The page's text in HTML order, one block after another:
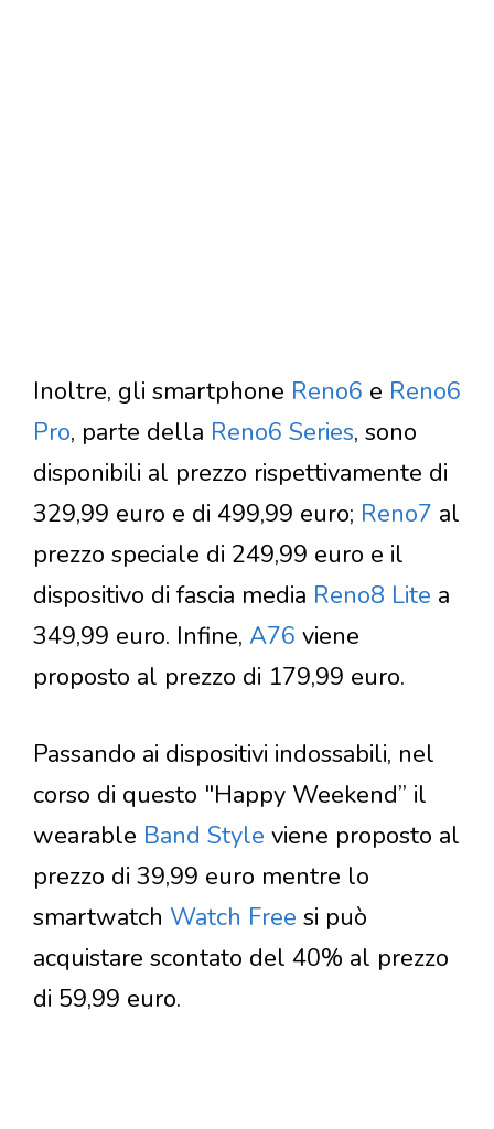
Inoltre, gli smartphone Reno6 e Reno6
Pro, parte della Reno6 Series, sono
disponibili al prezzo rispettivamente di
329,99 euro e di 499,99 euro; Reno7 al
prezzo speciale di 249,99 euro e il
dispositivo di fascia media Reno8 Lite a
349,99 euro. Infine, A76 viene
proposto al prezzo di 179,99 euro.
Passando ai dispositivi indossabili, nel
corso di questo "Happy Weekend” il
wearable Band Style viene proposto al
prezzo di 39,99 euro mentre lo
smartwatch Watch Free si può
acquistare scontato del 40% al prezzo
di 59,99 euro.